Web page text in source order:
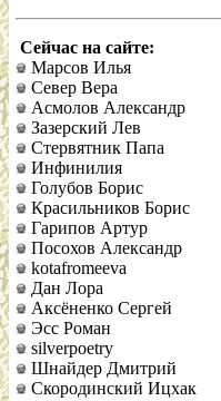
Сейчас на сайте:
Марсов Илья
Север Вера
Асмолов Александр
Зазерский Лев
Стервятник Папа
Инфинилия
Голубов Борис
Красильников Борис
Гарипов Артур
Посохов Александр
kotafromeeva
Дан Лора
Аксёненко Сергей
Эсс Роман
silverpoetry
Шнайдер Дмитрий
Скородинский Ицхак